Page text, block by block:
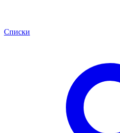
Списки